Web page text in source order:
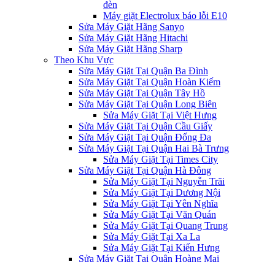
đèn
Máy giặt Electrolux báo lỗi E10
Sửa Máy Giặt Hãng Sanyo
Sửa Máy Giặt Hãng Hitachi
Sửa Máy Giặt Hãng Sharp
Theo Khu Vực
Sửa Máy Giặt Tại Quận Ba Đình
Sửa Máy Giặt Tại Quận Hoàn Kiếm
Sửa Máy Giặt Tại Quận Tây Hồ
Sửa Máy Giặt Tại Quận Long Biên
Sửa Máy Giặt Tại Việt Hưng
Sửa Máy Giặt Tại Quận Cầu Giấy
Sửa Máy Giặt Tại Quận Đống Đa
Sửa Máy Giặt Tại Quận Hai Bà Trưng
Sửa Máy Giặt Tại Times City
Sửa Máy Giặt Tại Quận Hà Đông
Sửa Máy Giặt Tại Nguyễn Trãi
Sửa Máy Giặt Tại Dương Nội
Sửa Máy Giặt Tại Yên Nghĩa
Sửa Máy Giặt Tại Văn Quán
Sửa Máy Giặt Tại Quang Trung
Sửa Máy Giặt Tại Xa La
Sửa Máy Giặt Tại Kiến Hưng
Sửa Máy Giặt Tại Quận Hoàng Mai